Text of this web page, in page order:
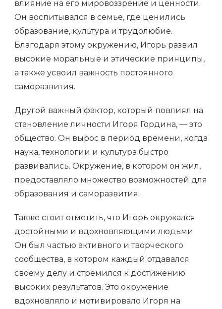
влияние на его мировоззрение и ценности.
Он воспитывался в семье, где ценились
образование, культура и трудолюбие.
Благодаря этому окружению, Игорь развил
высокие моральные и этические принципы,
а также усвоил важность постоянного
саморазвития.
Другой важный фактор, который повлиял на
становление личности Игоря Гордина, — это
общество. Он вырос в период времени, когда
наука, технологии и культура быстро
развивались. Окружение, в котором он жил,
предоставляло множество возможностей для
образования и саморазвития.
Также стоит отметить, что Игорь окружался
достойными и вдохновляющими людьми.
Он был частью активного и творческого
сообщества, в котором каждый отдавался
своему делу и стремился к достижению
высоких результатов. Это окружение
вдохновляло и мотивировало Игоря на